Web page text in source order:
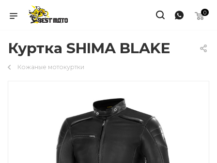
0
Куртка SHIMA BLAKE
Кожаные мотокуртки